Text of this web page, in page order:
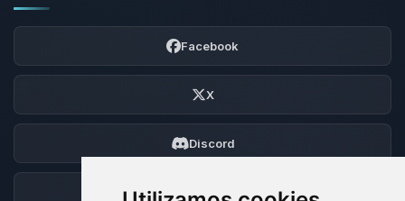
Facebook
X
Discord
Foro